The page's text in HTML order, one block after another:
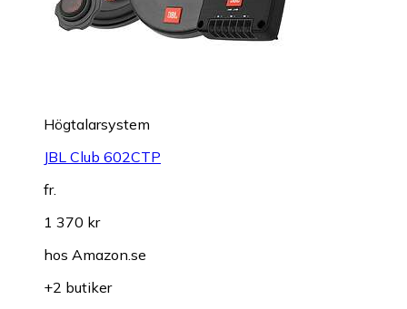
Högtalarsystem
JBL Club 602CTP
fr.
1 370 kr
hos Amazon.se
+2 butiker